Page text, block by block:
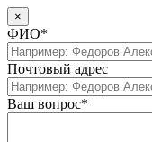
×
ФИО*
Почтовый адрес
Ваш вопрос*